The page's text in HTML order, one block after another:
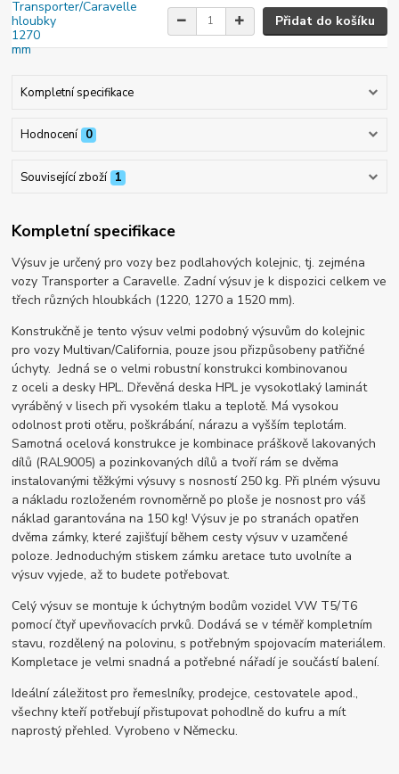
Přidat do košíku
Kompletní specifikace
Hodnocení 0
Související zboží 1
Kompletní specifikace
Výsuv je určený pro vozy bez podlahových kolejnic, tj. zejména
vozy Transporter a Caravelle. Zadní výsuv je k dispozici celkem ve
třech různých hloubkách (1220, 1270 a 1520 mm).
Konstrukčně je tento výsuv velmi podobný výsuvům do kolejnic
pro vozy Multivan/California, pouze jsou přizpůsobeny patřičné
úchyty. Jedná se o velmi robustní konstrukci kombinovanou
z oceli a desky HPL. Dřevěná deska HPL je vysokotlaký laminát
vyráběný v lisech při vysokém tlaku a teplotě. Má vysokou
odolnost proti otěru, poškrábání, nárazu a vyšším teplotám.
Samotná ocelová konstrukce je kombinace práškově lakovaných
dílů (RAL9005) a pozinkovaných dílů a tvoří rám se dvěma
instalovanými těžkými výsuvy s nosností 250 kg. Při plném výsuvu
a nákladu rozloženém rovnoměrně po ploše je nosnost pro váš
náklad garantována na 150 kg! Výsuv je po stranách opatřen
dvěma zámky, které zajišťují během cesty výsuv v uzamčené
poloze. Jednoduchým stiskem zámku aretace tuto uvolníte a
výsuv vyjede, až to budete potřebovat.
Celý výsuv se montuje k úchytným bodům vozidel VW T5/T6
pomocí čtyř upevňovacích prvků. Dodává se v téměř kompletním
stavu, rozdělený na polovinu, s potřebným spojovacím materiálem.
Kompletace je velmi snadná a potřebné nářadí je součástí balení.
Ideální záležitost pro řemeslníky, prodejce, cestovatele apod.,
všechny kteří potřebují přistupovat pohodlně do kufru a mít
naprostý přehled. Vyrobeno v Německu.